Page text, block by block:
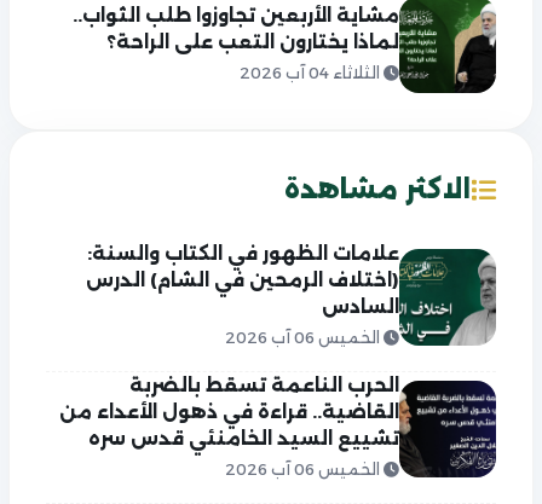
مشاية الأربعين تجاوزوا طلب الثواب..
لماذا يختارون التعب على الراحة؟
الثلاثاء 04 آب 2026
الاكثر مشاهدة
علامات الظهور في الكتاب والسنة:
(اختلاف الرمحين في الشام) الدرس
السادس
الخميس 06 آب 2026
الحرب الناعمة تسقط بالضربة
القاضية.. قراءة في ذهول الأعداء من
تشييع السيد الخامنئي قدس سره
الخميس 06 آب 2026